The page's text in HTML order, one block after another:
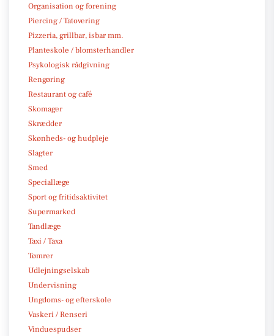
Organisation og forening
Piercing / Tatovering
Pizzeria, grillbar, isbar mm.
Planteskole / blomsterhandler
Psykologisk rådgivning
Rengøring
Restaurant og café
Skomager
Skrædder
Skønheds- og hudpleje
Slagter
Smed
Speciallæge
Sport og fritidsaktivitet
Supermarked
Tandlæge
Taxi / Taxa
Tømrer
Udlejningselskab
Undervisning
Ungdoms- og efterskole
Vaskeri / Renseri
Vinduespudser